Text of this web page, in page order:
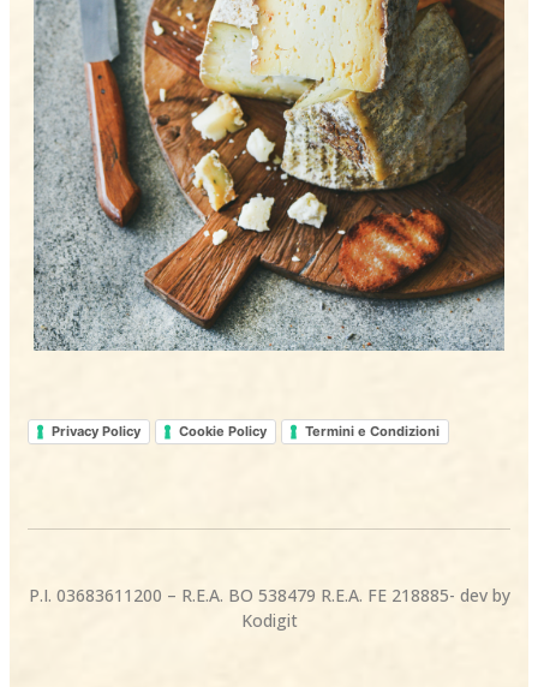
Privacy Policy Cookie Policy Termini e Condizioni
P.I. 03683611200 – R.E.A. BO 538479 R.E.A. FE 218885- dev by
Kodigit